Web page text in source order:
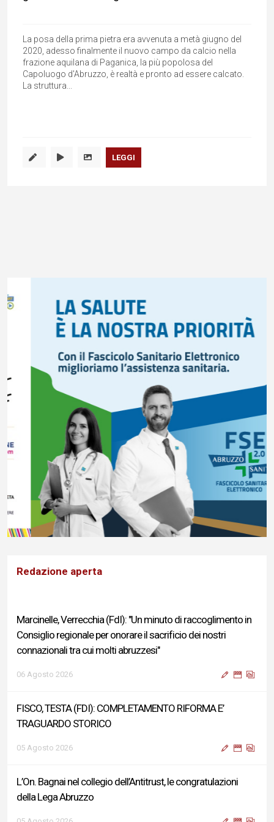
La posa della prima pietra era avvenuta a metà giugno del
2020, adesso finalmente il nuovo campo da calcio nella
frazione aquilana di Paganica, la più popolosa del
Capoluogo d'Abruzzo, è realtà e pronto ad essere calcato.
La struttura...
LEGGI
Redazione aperta
Marcinelle, Verrecchia (FdI): "Un minuto di raccoglimento in
Consiglio regionale per onorare il sacrificio dei nostri
connazionali tra cui molti abruzzesi"
06 Agosto 2026
FISCO, TESTA (FDI): COMPLETAMENTO RIFORMA E’
TRAGUARDO STORICO
05 Agosto 2026
L’On. Bagnai nel collegio dell’Antitrust, le congratulazioni
della Lega Abruzzo